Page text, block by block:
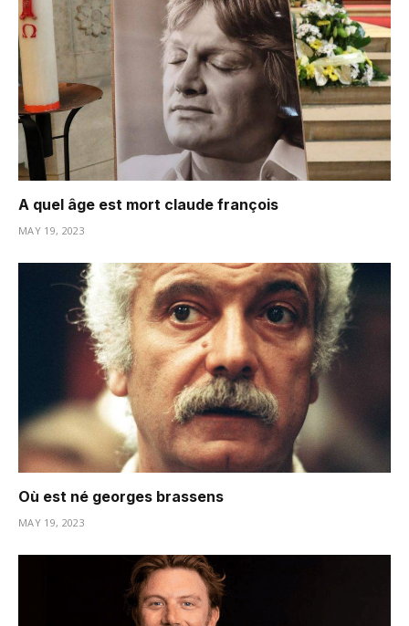
A quel âge est mort claude françois
MAY 19, 2023
Où est né georges brassens
MAY 19, 2023